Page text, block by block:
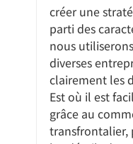
créer une
parti des
nous
diverses
clairement les
Est où il est
grâce au
transfrontalier,